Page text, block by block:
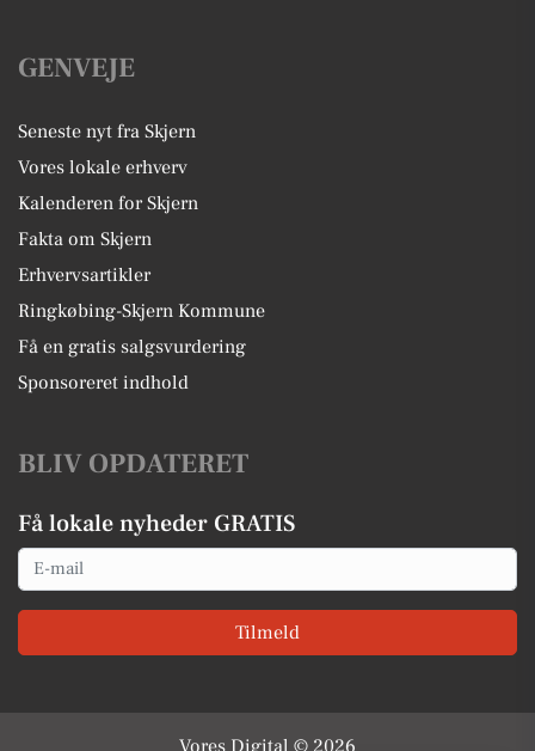
GENVEJE
Seneste nyt fra Skjern
Vores lokale erhverv
Kalenderen for Skjern
Fakta om Skjern
Erhvervsartikler
Ringkøbing-Skjern Kommune
Få en gratis salgsvurdering
Sponsoreret indhold
BLIV OPDATERET
Få lokale nyheder GRATIS
Email
Tilmeld
Vores Digital © 2026